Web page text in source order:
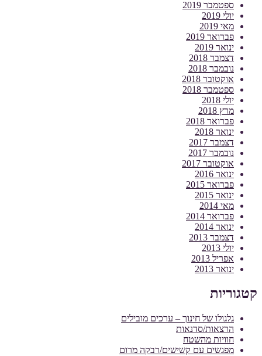
ספטמבר 2019
יולי 2019
מאי 2019
פברואר 2019
ינואר 2019
דצמבר 2018
נובמבר 2018
אוקטובר 2018
ספטמבר 2018
יולי 2018
מרץ 2018
פברואר 2018
ינואר 2018
דצמבר 2017
נובמבר 2017
אוקטובר 2017
ינואר 2016
פברואר 2015
ינואר 2015
מאי 2014
פברואר 2014
ינואר 2014
דצמבר 2013
יולי 2013
אפריל 2013
ינואר 2013
קטגוריות
גלגולו של חינוך – ערכים מובילים
הרצאות/סדנאות
חוויות מהשטח
מפגשים עם קשישים/רבקה מרום